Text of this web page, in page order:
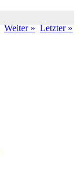
Weiter » Letzter »